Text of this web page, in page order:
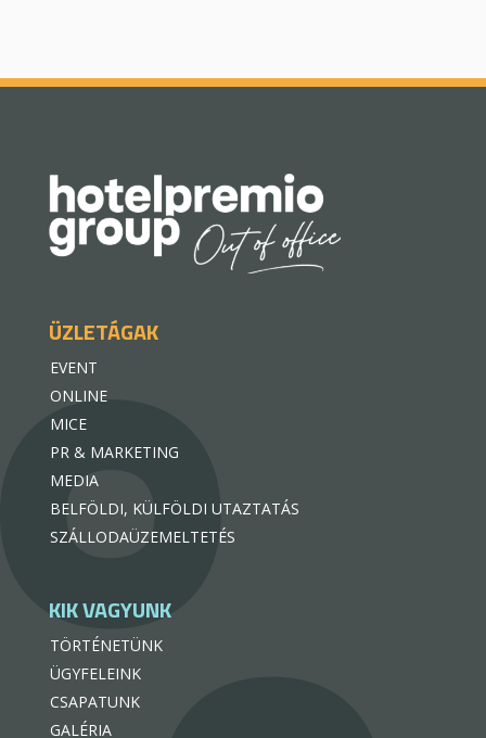
ÜZLETÁGAK
EVENT
ONLINE
MICE
PR & MARKETING
MEDIA
BELFÖLDI, KÜLFÖLDI UTAZTATÁS
SZÁLLODAÜZEMELTETÉS
KIK VAGYUNK
TÖRTÉNETÜNK
ÜGYFELEINK
CSAPATUNK
GALÉRIA